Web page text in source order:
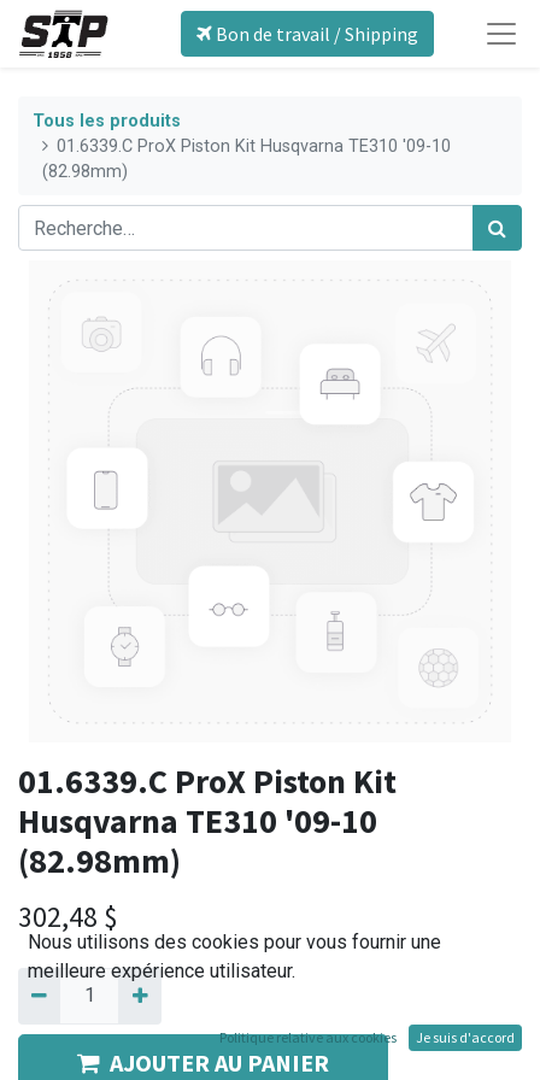
Bon de travail / Shipping
Tous les produits
01.6339.C ProX Piston Kit Husqvarna TE310 '09-10
(82.98mm)
01.6339.C ProX Piston Kit
Husqvarna TE310 '09-10
(82.98mm)
302,48 $
AJOUTER AU PANIER
Nous utilisons des cookies pour vous fournir une
meilleure expérience utilisateur.
Politique relative aux cookies Je suis d'accord